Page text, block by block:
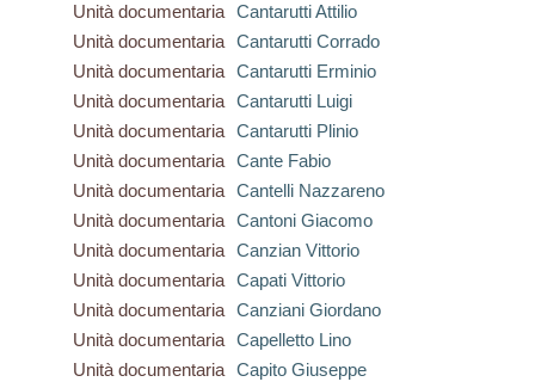
Unità documentaria Cantarutti Attilio
Unità documentaria Cantarutti Corrado
Unità documentaria Cantarutti Erminio
Unità documentaria Cantarutti Luigi
Unità documentaria Cantarutti Plinio
Unità documentaria Cante Fabio
Unità documentaria Cantelli Nazzareno
Unità documentaria Cantoni Giacomo
Unità documentaria Canzian Vittorio
Unità documentaria Capati Vittorio
Unità documentaria Canziani Giordano
Unità documentaria Capelletto Lino
Unità documentaria Capito Giuseppe